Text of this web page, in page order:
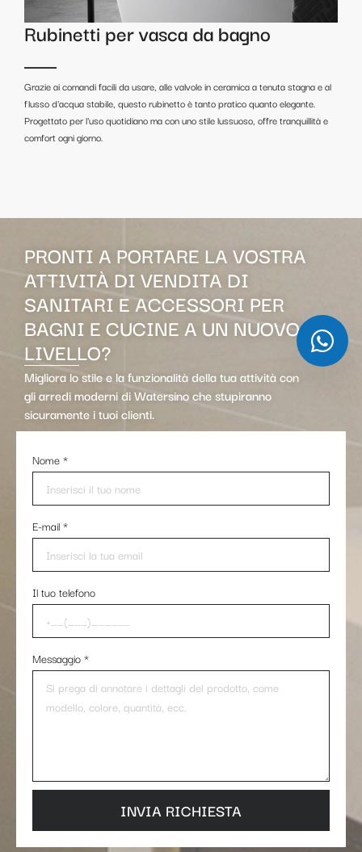
Rubinetti per vasca da bagno
Grazie ai comandi facili da usare, alle valvole in ceramica a tenuta stagna e al
flusso d'acqua stabile, questo rubinetto è tanto pratico quanto elegante.
Progettato per l'uso quotidiano ma con uno stile lussuoso, offre tranquillità e
comfort ogni giorno.
PRONTI A PORTARE LA VOSTRA
ATTIVITÀ DI VENDITA DI
SANITARI E ACCESSORI PER
BAGNI E CUCINE A UN NUOVO
LIVELLO?
Migliora lo stile e la funzionalità della tua attività con
gli arredi moderni di Watersino che stupiranno
sicuramente i tuoi clienti.
Nome*
E-mail*
Il tuo telefono
Messaggio*
INVIA RICHIESTA